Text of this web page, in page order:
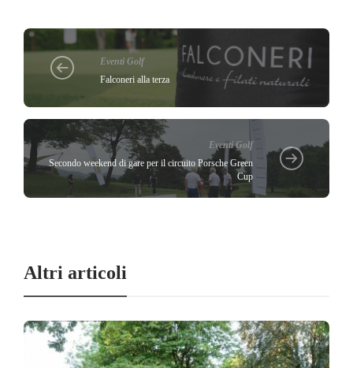
Eventi Golf
Falconeri alla terza
Eventi Golf
Secondo weekend di gare per il circuito Porsche Green
Cup
Altri articoli